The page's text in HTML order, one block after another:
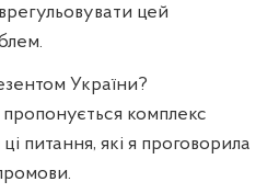
цей
України?
комплекс
питання, які я проговорила